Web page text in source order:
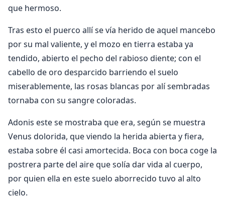
que hermoso.
Tras esto el puerco allí se vía herido de aquel mancebo
por su mal valiente, y el mozo en tierra estaba ya
tendido, abierto el pecho del rabioso diente; con el
cabello de oro desparcido barriendo el suelo
miserablemente, las rosas blancas por alí sembradas
tornaba con su sangre coloradas.
Adonis este se mostraba que era, según se muestra
Venus dolorida, que viendo la herida abierta y fiera,
estaba sobre él casi amortecida. Boca con boca coge la
postrera parte del aire que solía dar vida al cuerpo,
por quien ella en este suelo aborrecido tuvo al alto
cielo.